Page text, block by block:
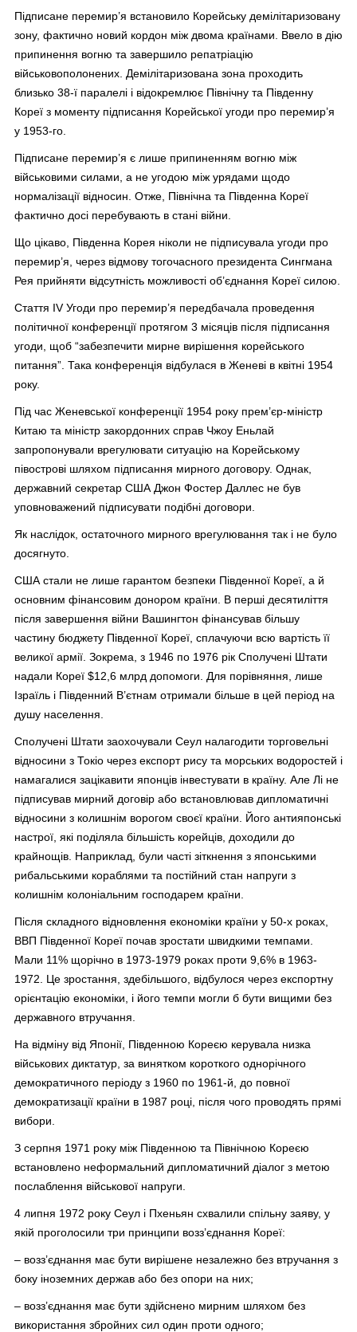
Підписане перемир’я встановило Корейську демілітаризовану
зону, фактично новий кордон між двома країнами. Ввело в дію
припинення вогню та завершило репатріацію
військовополонених. Демілітаризована зона проходить
близько 38-ї паралелі і відокремлює Північну та Південну
Кореї з моменту підписання Корейської угоди про перемир’я
у 1953-го.
Підписане перемир’я є лише припиненням вогню між
військовими силами, а не угодою між урядами щодо
нормалізації відносин. Отже, Північна та Південна Кореї
фактично досі перебувають в стані війни.
Що цікаво, Південна Корея ніколи не підписувала угоди про
перемир’я, через відмову тогочасного президента Сингмана
Рея прийняти відсутність можливості об’єднання Кореї силою.
Стаття IV Угоди про перемир’я передбачала проведення
політичної конференції протягом 3 місяців після підписання
угоди, щоб “забезпечити мирне вирішення корейського
питання”. Така конференція відбулася в Женеві в квітні 1954
року.
Під час Женевської конференції 1954 року прем’єр-міністр
Китаю та міністр закордонних справ Чжоу Еньлай
запропонували врегулювати ситуацію на Корейському
півострові шляхом підписання мирного договору. Однак,
державний секретар США Джон Фостер Даллес не був
уповноважений підписувати подібні договори.
Як наслідок, остаточного мирного врегулювання так і не було
досягнуто.
США стали не лише гарантом безпеки Південної Кореї, а й
основним фінансовим донором країни. В перші десятиліття
після завершення війни Вашингтон фінансував більшу
частину бюджету Південної Кореї, сплачуючи всю вартість її
великої армії. Зокрема, з 1946 по 1976 рік Сполучені Штати
надали Кореї $12,6 млрд допомоги. Для порівняння, лише
Ізраїль і Південний В’єтнам отримали більше в цей період на
душу населення.
Сполучені Штати заохочували Сеул налагодити торговельні
відносини з Токіо через експорт рису та морських водоростей і
намагалися зацікавити японців інвестувати в країну. Але Лі не
підписував мирний договір або встановлював дипломатичні
відносини з колишнім ворогом своєї країни. Його антияпонські
настрої, які поділяла більшість корейців, доходили до
крайнощів. Наприклад, були часті зіткнення з японськими
рибальськими кораблями та постійний стан напруги з
колишнім колоніальним господарем країни.
Після складного відновлення економіки країни у 50-х роках,
ВВП Південної Кореї почав зростати швидкими темпами.
Мали 11% щорічно в 1973-1979 роках проти 9,6% в 1963-
1972. Це зростання, здебільшого, відбулося через експортну
орієнтацію економіки, і його темпи могли б бути вищими без
державного втручання.
На відміну від Японії, Південною Кореєю керувала низка
військових диктатур, за винятком короткого однорічного
демократичного періоду з 1960 по 1961-й, до повної
демократизації країни в 1987 році, після чого проводять прямі
вибори.
З серпня 1971 року між Південною та Північною Кореєю
встановлено неформальний дипломатичний діалог з метою
послаблення військової напруги.
4 липня 1972 року Сеул і Пхеньян схвалили спільну заяву, у
якій проголосили три принципи возз’єднання Кореї:
– возз’єднання має бути вирішене незалежно без втручання з
боку іноземних держав або без опори на них;
– возз’єднання має бути здійснено мирним шляхом без
використання збройних сил один проти одного;